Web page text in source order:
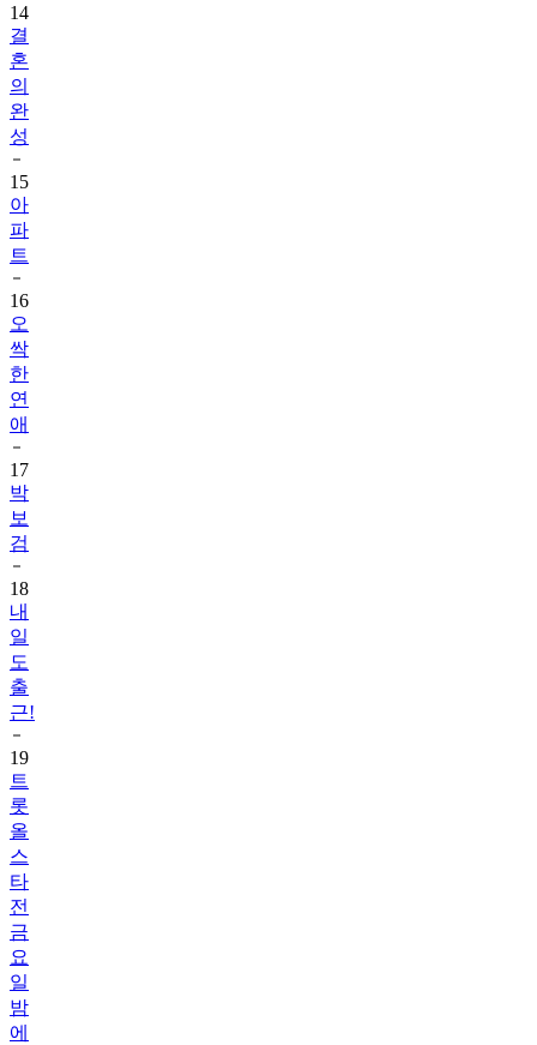
14
결
혼
의
완
성
15
아
파
트
16
오
싹
한
연
애
17
박
보
검
18
내
일
도
출
근!
19
트
롯
올
스
타
전
금
요
일
밤
에